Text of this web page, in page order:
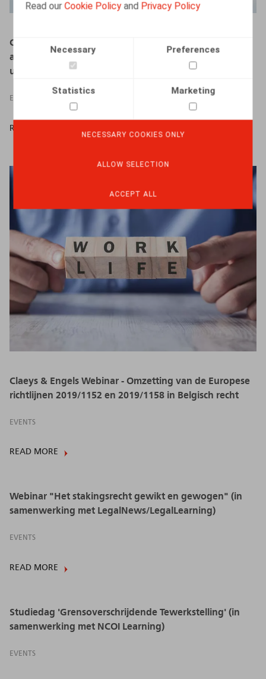
Read ourCookie Policyand Privacy Policy
Necessary Preferences
Statistics Marketing
NECESSARY COOKIES ONLY
ALLOW SELECTION
ACCEPT ALL
Claeys & Engels Webinar - Welke impact heeft de
aanpassing van re-integratie van langdurig zieken op
uw onderneming?
EVENTS
READ MORE
Claeys & Engels Webinar - Omzetting van de Europese
richtlijnen 2019/1152 en 2019/1158 in Belgisch recht
EVENTS
READ MORE
Webinar "Het stakingsrecht gewikt en gewogen" (in
samenwerking met LegalNews/LegalLearning)
EVENTS
READ MORE
Studiedag 'Grensoverschrijdende Tewerkstelling' (in
samenwerking met NCOI Learning)
EVENTS